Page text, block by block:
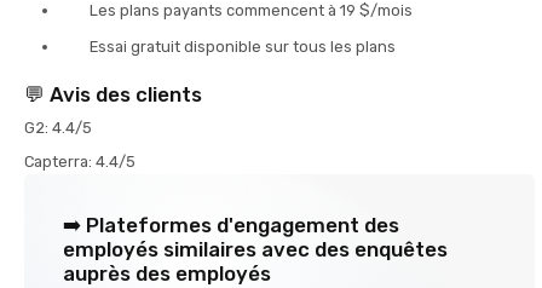
Les plans payants commencent à 19 $/mois
Essai gratuit disponible sur tous les plans
💬 Avis des clients
G2: 4.4/5
Capterra: 4.4/5
➡️ Plateformes d'engagement des
employés similaires avec des enquêtes
auprès des employés